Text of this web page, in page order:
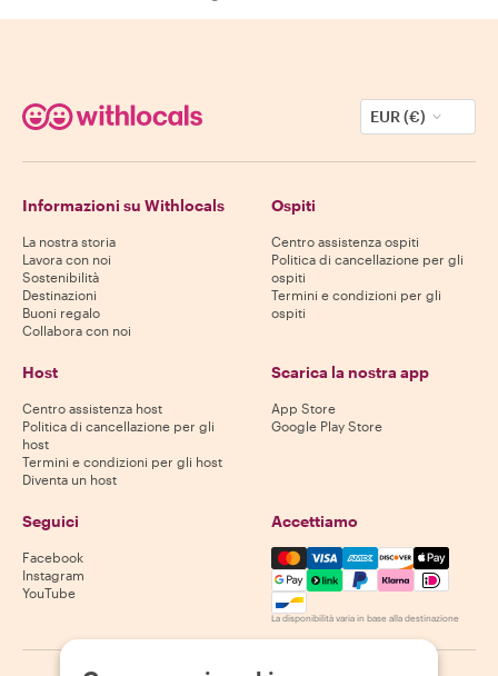
EUR (€)
Informazioni su Withlocals
La nostra storia
Lavora con noi
Sostenibilità
Destinazioni
Buoni regalo
Collabora con noi
Ospiti
Centro assistenza ospiti
Politica di cancellazione per gli
ospiti
Termini e condizioni per gli
ospiti
Host
Centro assistenza host
Politica di cancellazione per gli
host
Termini e condizioni per gli host
Diventa un host
Scarica la nostra app
App Store
Google Play Store
Seguici
Facebook
Instagram
YouTube
Accettiamo
Mastercard, Visa, Amex,
La disponibilità varia in base alla destinazione